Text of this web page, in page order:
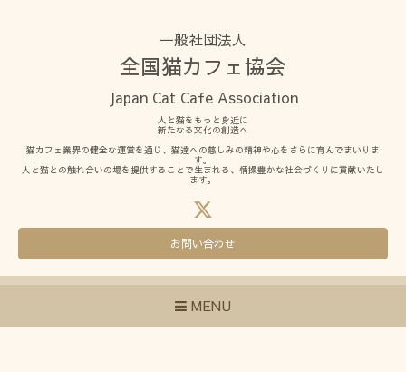
一般社団法人
全国猫カフェ協会
Japan Cat Cafe Association
人と猫をもっと身近に
新たなる文化の創造へ
猫カフェ業界の健全な運営を通じ、猫達への慈しみの精神や心をさらに育んでまいりま
す。
人と猫との触れ合いの場を提供することで生まれる、情操豊かな社会づくりに貢献いたし
ます。
お問い合わせ
MENU